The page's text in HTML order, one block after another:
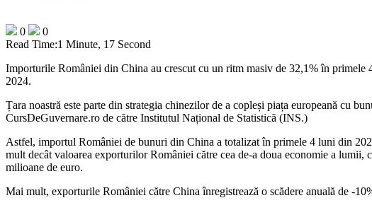
0
0
Read Time:1 Minute, 17 Second
Importurile României din China au crescut cu un ritm masiv de 32,1% în
2024.
Țara noastră este parte din strategia chinezilor de a copleși piața europeană cu
CursDeGuvernare.ro de către Institutul Național de Statistică (INS.)
Astfel, importul României de bunuri din China a totalizat în primele 4 luni din
mult decât valoarea exporturilor României către cea de-a doua economie a
milioane de euro.
Mai mult, exporturile României către China înregistrează o scădere anuală de -